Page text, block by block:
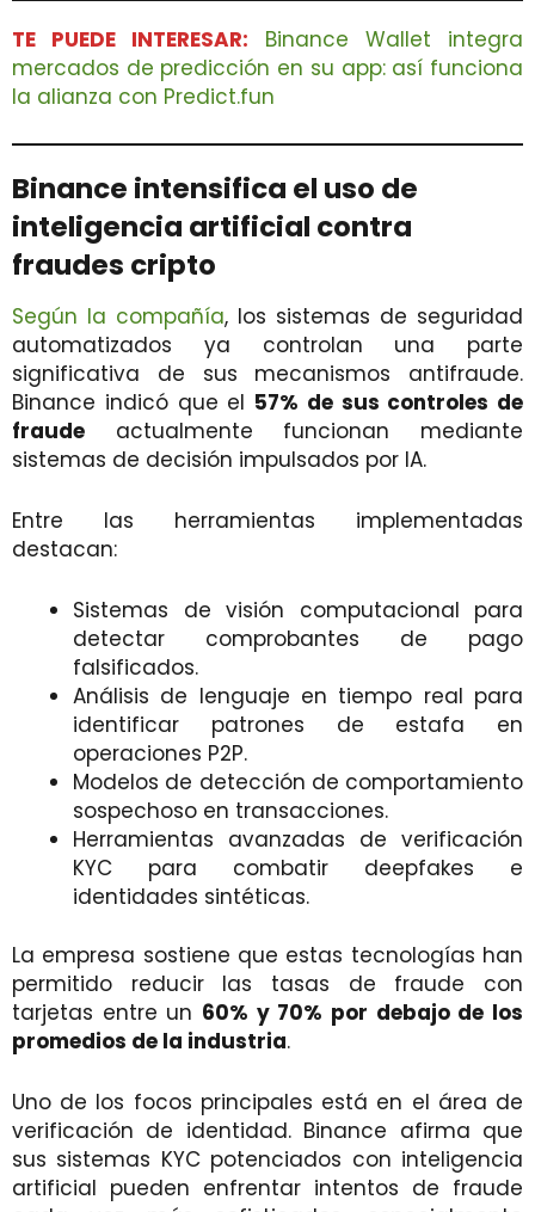
TE PUEDE INTERESAR:
Binance Wallet integra
mercados de predicción en su app: así funciona
la alianza con Predict.fun
Binance intensifica el uso de
inteligencia artificial contra
fraudes cripto
Según la compañía, los sistemas de seguridad
automatizados ya controlan una parte
significativa de sus mecanismos antifraude.
Binance indicó que el 57% de sus controles de
fraude actualmente funcionan mediante
sistemas de decisión impulsados por IA.
Entre las herramientas implementadas
destacan:
Sistemas de visión computacional para
detectar comprobantes de pago
falsificados.
Análisis de lenguaje en tiempo real para
identificar patrones de estafa en
operaciones P2P.
Modelos de detección de comportamiento
sospechoso en transacciones.
Herramientas avanzadas de verificación
KYC para combatir deepfakes e
identidades sintéticas.
La empresa sostiene que estas tecnologías han
permitido reducir las tasas de fraude con
tarjetas entre un 60% y 70% por debajo de los
promedios de la industria.
Uno de los focos principales está en el área de
verificación de identidad. Binance afirma que
sus sistemas KYC potenciados con inteligencia
artificial pueden enfrentar intentos de fraude